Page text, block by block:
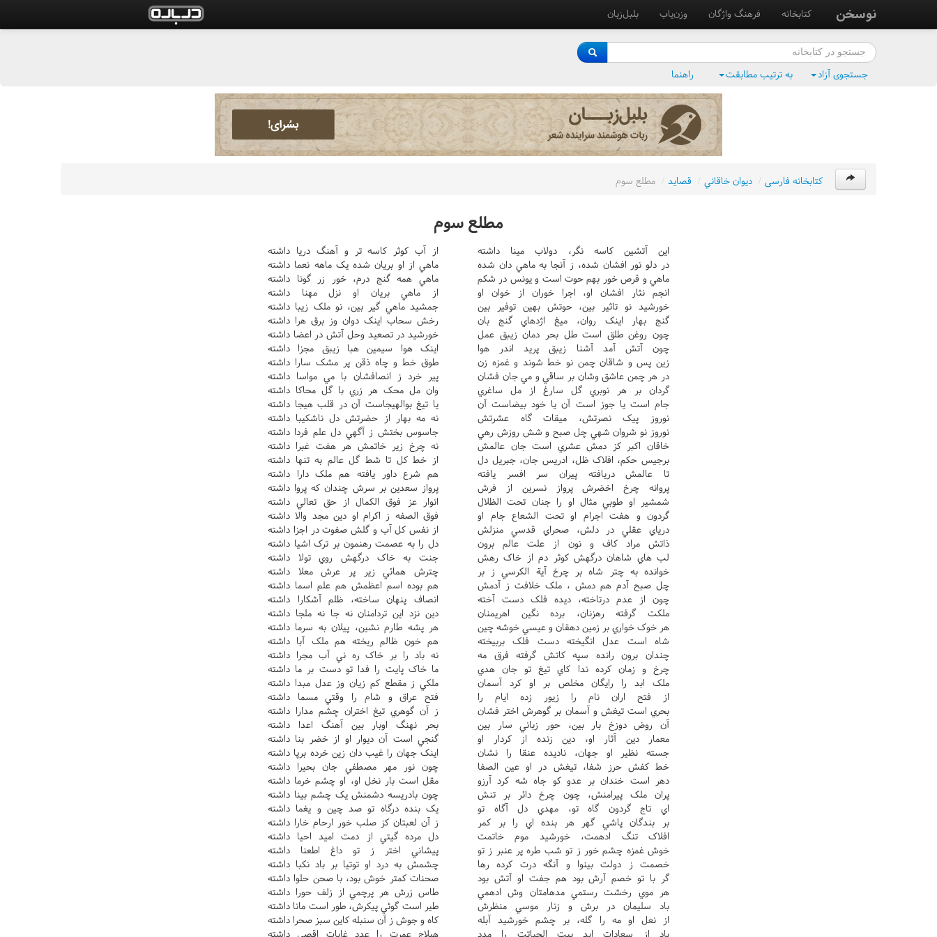
نوسخن کتابخانه فرهنگ واژگان وزن‌یاب بلبل‌زبان
جستجوی آزاد به ترتیب مطابقت راهنما
کتابخانه فارسی / ديوان خاقاني / قصايد / مطلع سوم
مطلع سوم
اين آتشين کاسه نگر، دولاب مينا داشته
از آب کوثر کاسه تر و آهنگ دريا داشته
در دلو نور افشان شده، ز آنجا به ماهي دان شده
ماهي از او بريان شده يک ماهه نعما داشته
ماهي و قرص خور بهم حوت است و يونس در شکم
ماهي همه گنج درم، خور زر گونا داشته
انجم نثار افشان او، اجرا خوران از خوان او
از ماهي بريان او نزل مهنا داشته
خورشيد نو تاثير بين، حوتش بهين توفير بين
جمشيد ماهي گير بين، نو ملک زيبا داشته
گنج بهار اينک روان، ميغ اژدهاي گنج بان
رخش سحاب اينک دوان وز برق هرا داشته
چون روغن طلق است طل بحر دمان زيبق عمل
خورشيد در تصعيد وحل آتش در اعضا داشته
چون آتش آمد آشنا زيبق پريد اندر هوا
اينک هوا سيمين هبا زيبق مجزا داشته
زين پس و شاقان چمن نو خط شوند و غمزه زن
طوق خط و چاه ذقن پر مشک سارا داشته
در هر چمن عاشق وشان بر ساقي و مي جان فشان
پير خرد ز انصافشان با مي مواسا داشته
گردان بر هر نوبري گل سارغ از مل ساغري
وان مل محک هر زري با گل محاکا داشته
جام است يا جوز است آن يا خود بيضاست آن
يا تيغ بوالهيجاست آن در قلب هيجا داشته
نوروز پيک نصرتش، ميقات گاه عشرتش
نه مه بهار از حضرتش دل ناشکيبا داشته
نوروز نو شروان شهي چل صبح و شش روزش رهي
جاسوس بختش ز آگهي دل علم فردا داشته
خاقان اکبر کز دمش عشري است جان عالمش
نه چرخ زير خاتمش هر هفت غبرا داشته
برجيس حکم، افلاک ظل، ادريس جان، جبريل دل
از خط کل تا شط گل عالم به تنها داشته
تا عالمش دريافته پيران سر افسر يافته
هم شرع داور يافته هم ملک دارا داشته
پروانه چرخ اخضرش پرواز نسرين از فرش
پرواز سعدين بر سرش چندان که پروا داشته
شمشير او طوبي مثال او را جنان تحت الظلال
انوار عز فوق الکمال از حق تعالي داشته
گردون و هفت اجرام او تحت الشعاع جام او
فوق الصفه ز اکرام او دين مجد والا داشته
درياي عقلي در دلش، صحراي قدسي منزلش
از نفس کل آب و گلش صفوت در اجزا داشته
ذاتش مراد کاف و نون از علت عالم برون
دل را به عصمت رهنمون بر ترک اشيا داشته
لب هاي شاهان درگهش کوثر دم از خاک رهش
جنت به خاک درگهش روي تولا داشته
خوانده به چتر شاه بر چرخ آية الکرسي ز بر
چترش همائي زير پر عرش معلا داشته
چل صبح آدم هم دمش ، ملک خلافت ز آدمش
هم بوده اسم اعظمش هم علم اسما داشته
چون از عدم درتاخته، ديده فلک دست آخته
انصاف پنهان ساخته، ظلم آشکارا داشته
ملکت گرفته رهزنان، برده نگين اهريمنان
دين نزد اين تردامنان نه جا نه ملجا داشته
هر خوک خواري بر زمين دهقان و عيسي خوشه چين
هر پشه طارم نشين، پيلان به سرما داشته
شاه است عدل انگيخته دست فلک بربيخته
هم خون ظالم ريخته هم ملک آبا داشته
چندان برون رانده سپه کاتش گرفته فرق مه
نه باد را بر خاک ره ني آب مجرا داشته
چرخ و زمان کرده ندا کاي تيغ تو جان هدي
ما خاک پايت را فدا تو دست بر ما داشته
ملک ابد را رايگان مخلص بر او کرد آسمان
ملکي ز مقطع کم زيان وز عدل مبدا داشته
از فتح اران نام را زيور زده ايام را
فتح عراق و شام را وقتي مسما داشته
بحري است تيغش و آسمان بر گوهرش اختر فشان
ز آن گوهري تيغ اختران چشم مدارا داشته
آن روض دوزخ بار بين، حور زباني سار بين
بحر نهنگ اوبار بين آهنگ اعدا داشته
معمار دين آثار او، دين زنده از کردار او
گنجي است آن ديوار او از خضر بنا داشته
جسته نظير او جهان، ناديده عنقا را نشان
اينک جهان را غيب دان زين خرده برپا داشته
خط کفش حرز شفا، تيغش در او عين الصفا
چون نور مهر مصطفي جان بحيرا داشته
دهر است خندان بر عدو کو جاه شه کرد آرزو
مقل است بار نخل او، او چشم خرما داشته
پران ملک پيرامنش، چون چرخ دائر بر تنش
چون بادريسه دشمنش يک چشم بينا داشته
اي تاج گردون گاه تو، مهدي دل آگاه تو
يک بنده درگاه تو صد چين و يغما داشته
بر بندگان پاشي گهر هر بنده اي را بر کمر
ز آن لعبتان کز صلب خور ارحام خارا داشته
افلاک تنگ ادهمت، خورشيد موم خاتمت
دل مرده گيتي از دمت اميد احيا داشته
خوش غمزه چشم خور ز تو شب طره پر عنبر ز تو
پيشاني اختر ز تو داغ اطعنا داشته
خصمت ز دولت بينوا و آنگه درت کرده رها
چشمش به درد او توتيا بر باد نکبا داشته
گر با تو خصم آرش بود هم جفت او آتش بود
صحنات کمتر خوش بود، با صحن حلوا داشته
هر موي رخشت رستمي مدهامتان وش ادهمي
طاس زرش هر پرچمي از زلف حورا داشته
باد سليمان در برش و زنار موسي منظرش
طير است گوئي پيکرش، طور است مانا داشته
از نعل او مه را گله، بر چشم خورشيد آبله
کاه و جوش ز آن سنبله کاين سبز صحرا داشته
باد از سعادات ابد بيت الحياتت را مدد
هيلاج عمرت را عدد غايات اقصي داشته